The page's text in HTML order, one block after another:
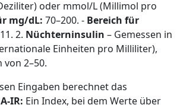
oder mmol/L (Millimol pro
mg/dL: 70–200. - Bereich für
2. Nüchterninsulin – Gemessen in
Einheiten pro Milliliter),
2–50.
Eingaben berechnet das
IR: Ein Index, bei dem Werte über